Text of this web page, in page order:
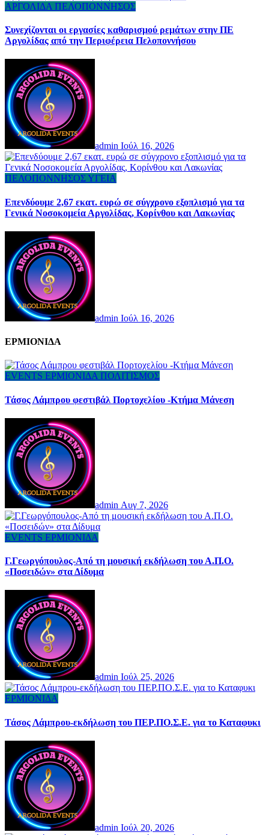
ΑΡΓΟΛΙΔΑ ΠΕΛΟΠΟΝΝΗΣΟΣ
Συνεχίζονται οι εργασίες καθαρισμού ρεμάτων στην ΠΕ
Αργολίδας από την Περιφέρεια Πελοποννήσου
admin Ιούλ 16, 2026
ΠΕΛΟΠΟΝΝΗΣΟΣΥΓΕΙΑ
Επενδύουμε 2,67 εκατ. ευρώ σε σύγχρονο εξοπλισμό για τα
Γενικά Νοσοκομεία Αργολίδας, Κορίνθου και Λακωνίας
admin Ιούλ 16, 2026
ΕΡΜΙΟΝΙΔΑ
EVENTS ΕΡΜΙΟΝΙΔΑ ΠΟΛΙΤΙΣΜΟΣ
Τάσος Λάμπρου φεστιβάλ Πορτοχελίου -Κτήμα Μάνεση
admin Αυγ 7, 2026
EVENTS ΕΡΜΙΟΝΙΔΑ
Γ.Γεωργόπουλος-Από τη μουσική εκδήλωση του Α.Π.Ο.
«Ποσειδών» στα Δίδυμα
admin Ιούλ 25, 2026
ΕΡΜΙΟΝΙΔΑ
Τάσος Λάμπρου-εκδήλωση του ΠΕΡ.ΠΟ.Σ.Ε. για το Καταφυκι
admin Ιούλ 20, 2026